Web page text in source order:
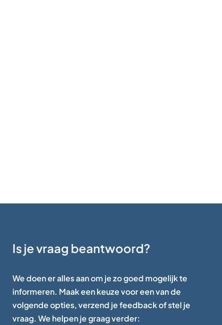
Is je vraag beantwoord?
We doen er alles aan om je zo goed mogelijk te
informeren. Maak een keuze voor een van de
volgende opties, verzend je feedback of stel je
vraag. We helpen je graag verder: